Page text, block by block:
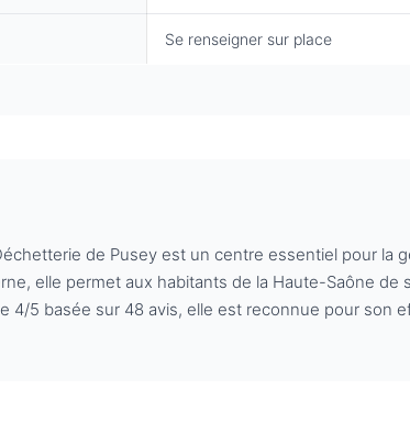
Se renseigner sur place
de Pusey est un centre essentiel pour
elle permet aux habitants de la Haute-Saône de
4/5 basée sur 48 avis, elle est reconnue pour son